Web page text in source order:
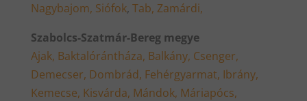
Nagybajom, Siófok, Tab, Zamárdi,
Szabolcs-Szatmár-Bereg megye
Ajak, Baktalórántháza, Balkány, Csenger,
Demecser, Dombrád, Fehérgyarmat, Ibrány,
Kemecse, Kisvárda, Mándok, Máriapócs,